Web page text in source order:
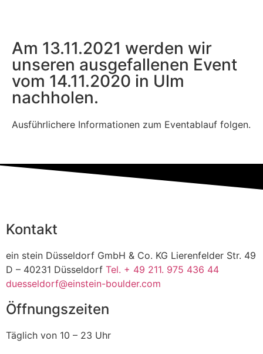
Am 13.11.2021 werden wir
unseren ausgefallenen Event
vom 14.11.2020 in Ulm
nachholen.
Ausführlichere Informationen zum Eventablauf folgen.
Kontakt
ein stein Düsseldorf GmbH & Co. KG Lierenfelder Str. 49
D – 40231 Düsseldorf Tel. + 49 211. 975 436 44
duesseldorf@einstein-boulder.com
Öffnungszeiten
Täglich von 10 – 23 Uhr